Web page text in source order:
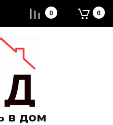
в дом
0 0